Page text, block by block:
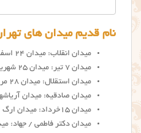
نام قدیم میدان های
میدان انقلاب: میدان ۲۴ اسفند
میدان ۷ تیر: میدان ۲۵ شهریور
میدان استقلال: میدان ۲۸ مرداد
میدان صادقیه: میدان
میدان ۱۵خرداد: میدان ارگ
میدان دکتر فاطمی / جهاد: